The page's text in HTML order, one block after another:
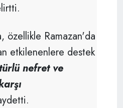
özellikle Ramazan'da
etkilenenlere destek
nefret ve